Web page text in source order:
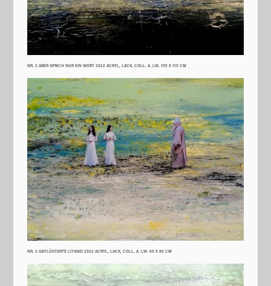
NR. 2 ABER SPRICH NUR EIN WORT 2022 ACRYL, LACK, COLL. A. LW. 155 X 115 CM
NR. 3 GEFLÜSTERTE LITANEI 2022 ACRYL, LACK, COLL. A. LW. 60 X 80 CM